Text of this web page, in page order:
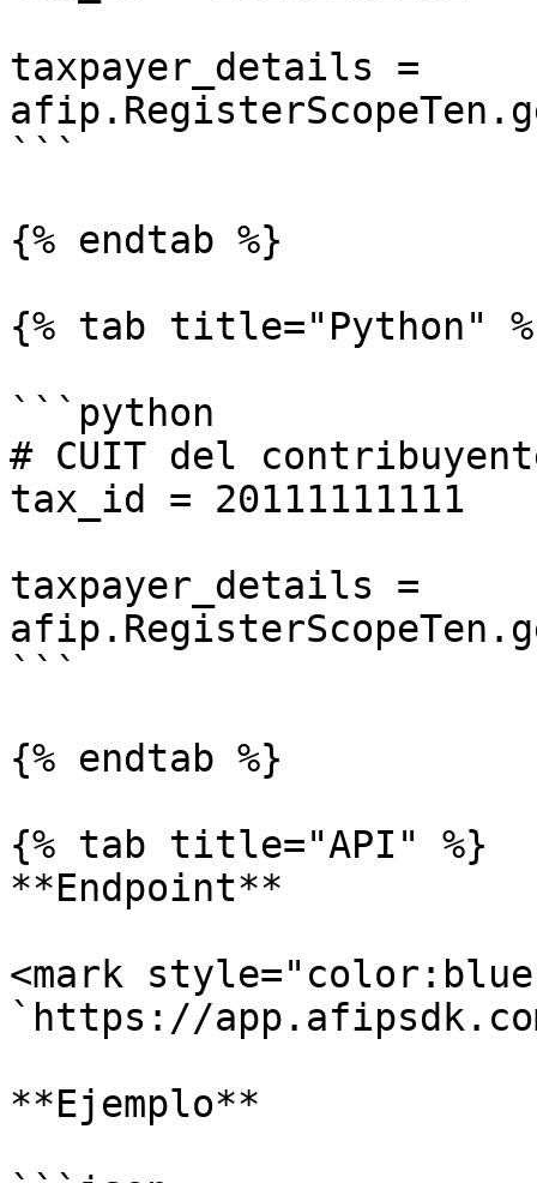
taxpayer_details =
```
{% endtab %}
{% tab title="Python"
```python
# CUIT del
tax_id = 20111111111
taxpayer_details =
```
{% endtab %}
{% tab title="API" %}
**Endpoint**
<mark
`https://
**Ejemplo**